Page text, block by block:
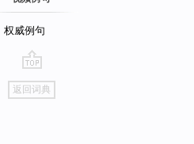
权威例句
go
top
返回词典